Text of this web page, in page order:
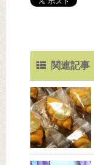
関連記事